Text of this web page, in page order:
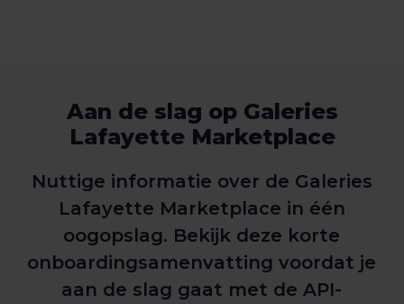
Aan de slag op Galeries
Lafayette Marketplace
Nuttige informatie over de Galeries
Lafayette Marketplace in één
oogopslag. Bekijk deze korte
onboardingsamenvatting voordat je
aan de slag gaat met de API-